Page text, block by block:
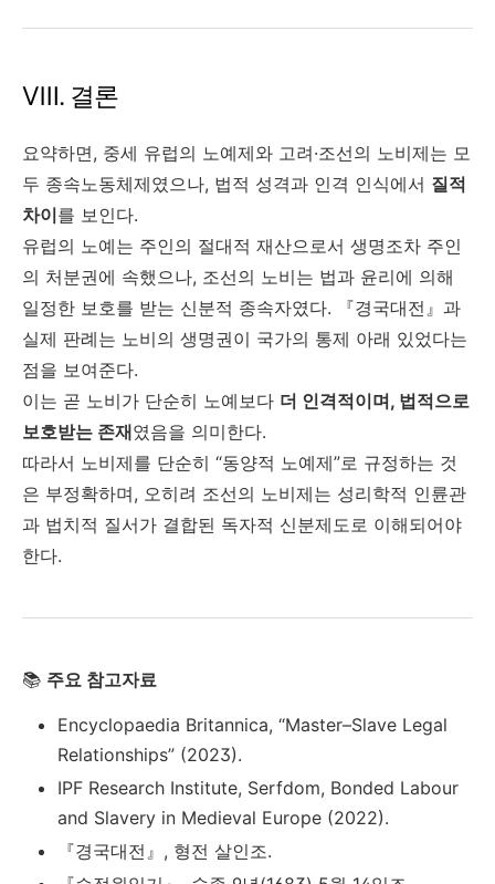
Ⅷ. 결론
요약하면, 중세 유럽의 노예제와 고려·조선의 노비제는 모
두 종속노동체제였으나, 법적 성격과 인격 인식에서 질적
차이를 보인다.
유럽의 노예는 주인의 절대적 재산으로서 생명조차 주인
의 처분권에 속했으나, 조선의 노비는 법과 윤리에 의해
일정한 보호를 받는 신분적 종속자였다. 『경국대전』과
실제 판례는 노비의 생명권이 국가의 통제 아래 있었다는
점을 보여준다.
이는 곧 노비가 단순히 노예보다 더 인격적이며, 법적으로
보호받는 존재였음을 의미한다.
따라서 노비제를 단순히 “동양적 노예제”로 규정하는 것
은 부정확하며, 오히려 조선의 노비제는 성리학적 인륜관
과 법치적 질서가 결합된 독자적 신분제도로 이해되어야
한다.
📚 주요 참고자료
Encyclopaedia Britannica, “Master–Slave Legal
Relationships” (2023).
IPF Research Institute, Serfdom, Bonded Labour
and Slavery in Medieval Europe (2022).
『경국대전』, 형전 살인조.